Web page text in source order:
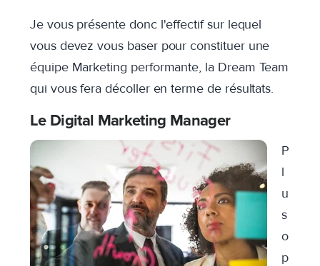
Je vous présente donc l'effectif sur lequel
vous devez vous baser pour constituer une
équipe Marketing performante, la Dream Team
qui vous fera décoller en terme de résultats.
Le Digital Marketing Manager
P
l
u
s
o
p